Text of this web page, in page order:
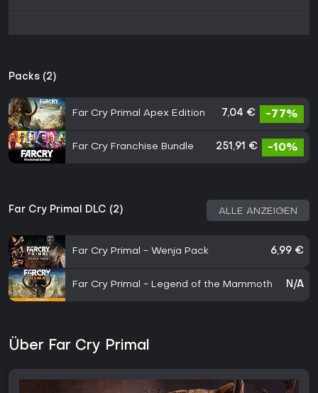
Packs (2)
Far Cry Primal Apex Edition 7,04 € -77%
Far Cry Franchise Bundle 251,91 € -10%
Far Cry Primal DLC (2) ALLE ANZEIGEN
Far Cry Primal - Wenja Pack 6,99 €
Far Cry Primal - Legend of the Mammoth N/A
Über Far Cry Primal